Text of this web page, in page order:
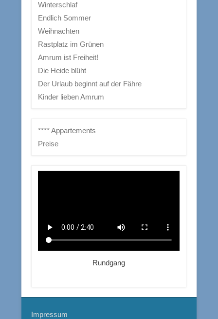
Winterschlaf
Endlich Sommer
Weihnachten
Rastplatz im Grünen
Amrum ist Freiheit!
Die Heide blüht
Der Urlaub beginnt auf der Fähre
Kinder lieben Amrum
**** Appartements
Preise
Rundgang
Impressum